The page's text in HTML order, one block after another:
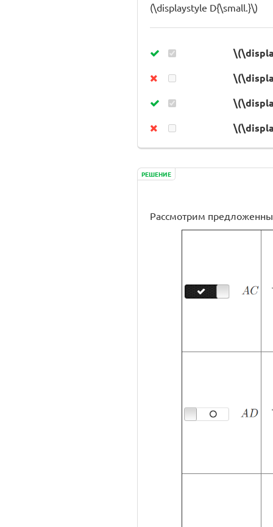
(\displaystyle D{\small.}\)
РЕШЕНИЕ
Рассмотрим